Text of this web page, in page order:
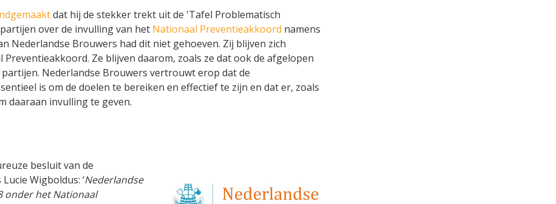
dat hij de stekker trekt uit de 'Tafel Problematisch
over de invulling van het Nationaal Preventieakkoord namens
Nederlandse Brouwers had dit niet gehoeven. Zij blijven zich
Ze blijven daarom, zoals ze dat ook de afgelopen
Nederlandse Brouwers vertrouwt erop dat de
is om de doelen te bereiken en effectief te zijn en dat er, zoals
daaraan invulling te geven.
besluit van de
Wigboldus: ‘Nederlandse
onder het Nationaal